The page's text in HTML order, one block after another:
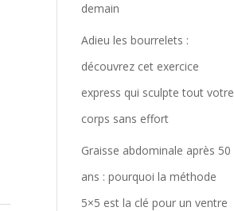
demain
Adieu les bourrelets :
découvrez cet exercice
express qui sculpte tout votre
corps sans effort
Graisse abdominale après 50
ans : pourquoi la méthode
5×5 est la clé pour un ventre